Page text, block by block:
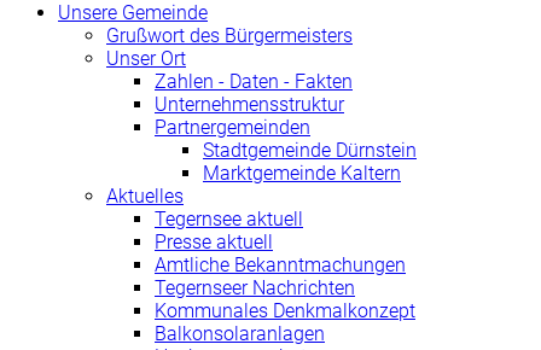
Unsere Gemeinde
Grußwort des Bürgermeisters
Unser Ort
Zahlen - Daten - Fakten
Unternehmensstruktur
Partnergemeinden
Stadtgemeinde Dürnstein
Marktgemeinde Kaltern
Aktuelles
Tegernsee aktuell
Presse aktuell
Amtliche Bekanntmachungen
Tegernseer Nachrichten
Kommunales Denkmalkonzept
Balkonsolaranlagen